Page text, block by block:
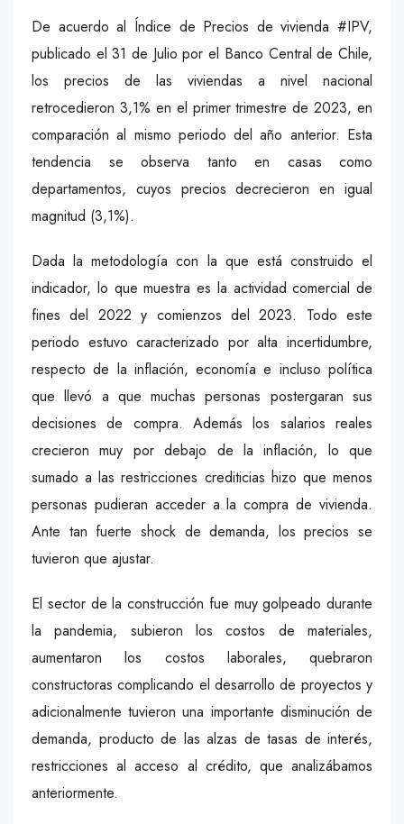
De acuerdo al Índice de Precios de vivienda #IPV,
publicado el 31 de Julio por el Banco Central de Chile,
los precios de las viviendas a nivel nacional
retrocedieron 3,1% en el primer trimestre de 2023, en
comparación al mismo periodo del año anterior. Esta
tendencia se observa tanto en casas como
departamentos, cuyos precios decrecieron en igual
magnitud (3,1%).
Dada la metodología con la que está construido el
indicador, lo que muestra es la actividad comercial de
fines del 2022 y comienzos del 2023. Todo este
periodo estuvo caracterizado por alta incertidumbre,
respecto de la inflación, economía e incluso política
que llevó a que muchas personas postergaran sus
decisiones de compra. Además los salarios reales
crecieron muy por debajo de la inflación, lo que
sumado a las restricciones crediticias hizo que menos
personas pudieran acceder a la compra de vivienda.
Ante tan fuerte shock de demanda, los precios se
tuvieron que ajustar.
El sector de la construcción fue muy golpeado durante
la pandemia, subieron los costos de materiales,
aumentaron los costos laborales, quebraron
constructoras complicando el desarrollo de proyectos y
adicionalmente tuvieron una importante disminución de
demanda, producto de las alzas de tasas de interés,
restricciones al acceso al crédito, que analizábamos
anteriormente.